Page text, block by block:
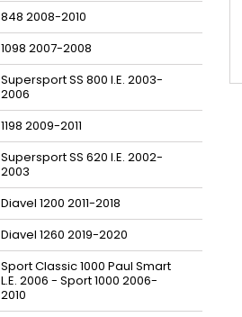
848 2008-2010
1098 2007-2008
Supersport SS 800 I.E. 2003-
2006
1198 2009-2011
Supersport SS 620 I.E. 2002-
2003
Diavel 1200 2011-2018
Diavel 1260 2019-2020
Sport Classic 1000 Paul Smart
L.E. 2006 - Sport 1000 2006-
2010